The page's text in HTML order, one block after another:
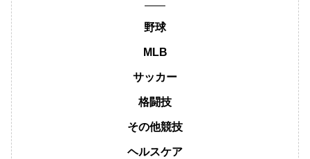
野球
MLB
サッカー
格闘技
その他競技
ヘルスケア